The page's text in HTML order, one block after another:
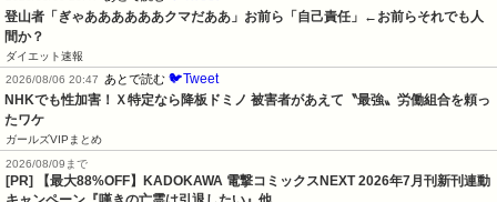
登山者「ぎゃああああああクマだああ」お前ら「自己責任」←お前らそれでも人
間か？
ダイエット速報
2026/08/06 20:47
あとで読む 🐦Tweet
NHKでも性加害！Ｘ特定なら降板ドミノ 被害者があえて〝最強〟労働組合を頼っ
たワケ
ガールズVIPまとめ
2026/08/09まで
[PR] 【最大88%OFF】KADOKAWA 電撃コミックスNEXT 2026年7月刊新刊連動